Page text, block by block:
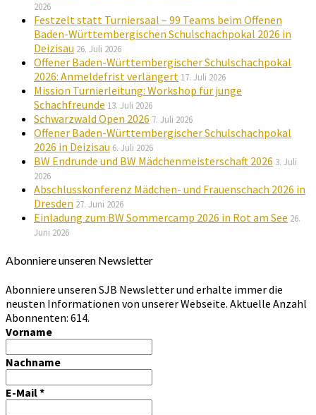
2026
Festzelt statt Turniersaal – 99 Teams beim Offenen
Baden-Württembergischen Schulschachpokal 2026 in
Deizisau 26. Juli 2026
Offener Baden-Württembergischer Schulschachpokal
2026: Anmeldefrist verlängert 17. Juli 2026
Mission Turnierleitung: Workshop für junge
Schachfreunde 13. Juli 2026
Schwarzwald Open 2026 7. Juli 2026
Offener Baden-Württembergischer Schulschachpokal
2026 in Deizisau 6. Juli 2026
BW Endrunde und BW Mädchenmeisterschaft 2026 3. Juli
2026
Abschlusskonferenz Mädchen- und Frauenschach 2026 in
Dresden 27. Juni 2026
Einladung zum BW Sommercamp 2026 in Rot am See 26.
Juni 2026
Abonniere unseren Newsletter
Abonniere unseren SJB Newsletter und erhalte immer die
neusten Informationen von unserer Webseite. Aktuelle Anzahl
Abonnenten: 614.
Vorname
Nachname
E-Mail*